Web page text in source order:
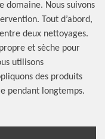
domaine. Nous suivons
Tout d’abord,
deux nettoyages.
et sèche pour
utilisons
des produits
pendant longtemps.